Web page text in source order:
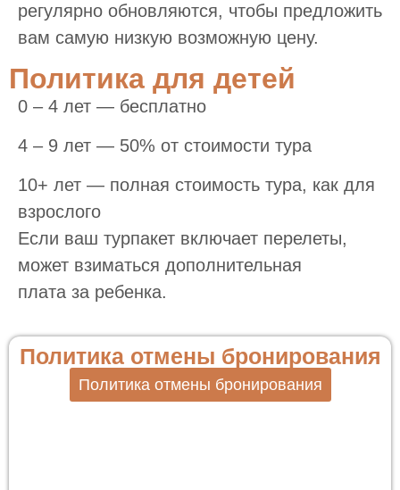
регулярно обновляются, чтобы предложить
вам самую низкую возможную цену.
Политика для детей
0 – 4 лет — бесплатно
4 – 9 лет — 50% от стоимости тура
10+ лет — полная стоимость тура, как для
взрослого
Если ваш турпакет включает перелеты,
может взиматься дополнительная
плата за ребенка.
Политика отмены бронирования
Политика отмены бронирования